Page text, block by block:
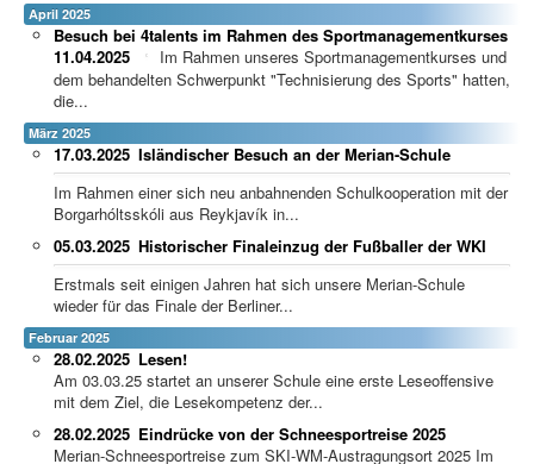
April 2025
Besuch bei 4talents im Rahmen des Sportmanagementkurses
11.04.2025
Im Rahmen unseres Sportmanagementkurses und
dem behandelten Schwerpunkt "Technisierung des Sports" hatten,
die...
März 2025
Isländischer Besuch an der Merian-Schule
17.03.2025
Im Rahmen einer sich neu anbahnenden Schulkooperation mit der
Borgarhóltsskóli aus Reykjavík in...
Historischer Finaleinzug der Fußballer der WKI
05.03.2025
Erstmals seit einigen Jahren hat sich unsere Merian-Schule
wieder für das Finale der Berliner...
Februar 2025
Lesen!
28.02.2025
Am 03.03.25 startet an unserer Schule eine erste Leseoffensive
mit dem Ziel, die Lesekompetenz der...
Eindrücke von der Schneesportreise 2025
28.02.2025
Merian-Schneesportreise zum SKI-WM-Austragungsort 2025 Im